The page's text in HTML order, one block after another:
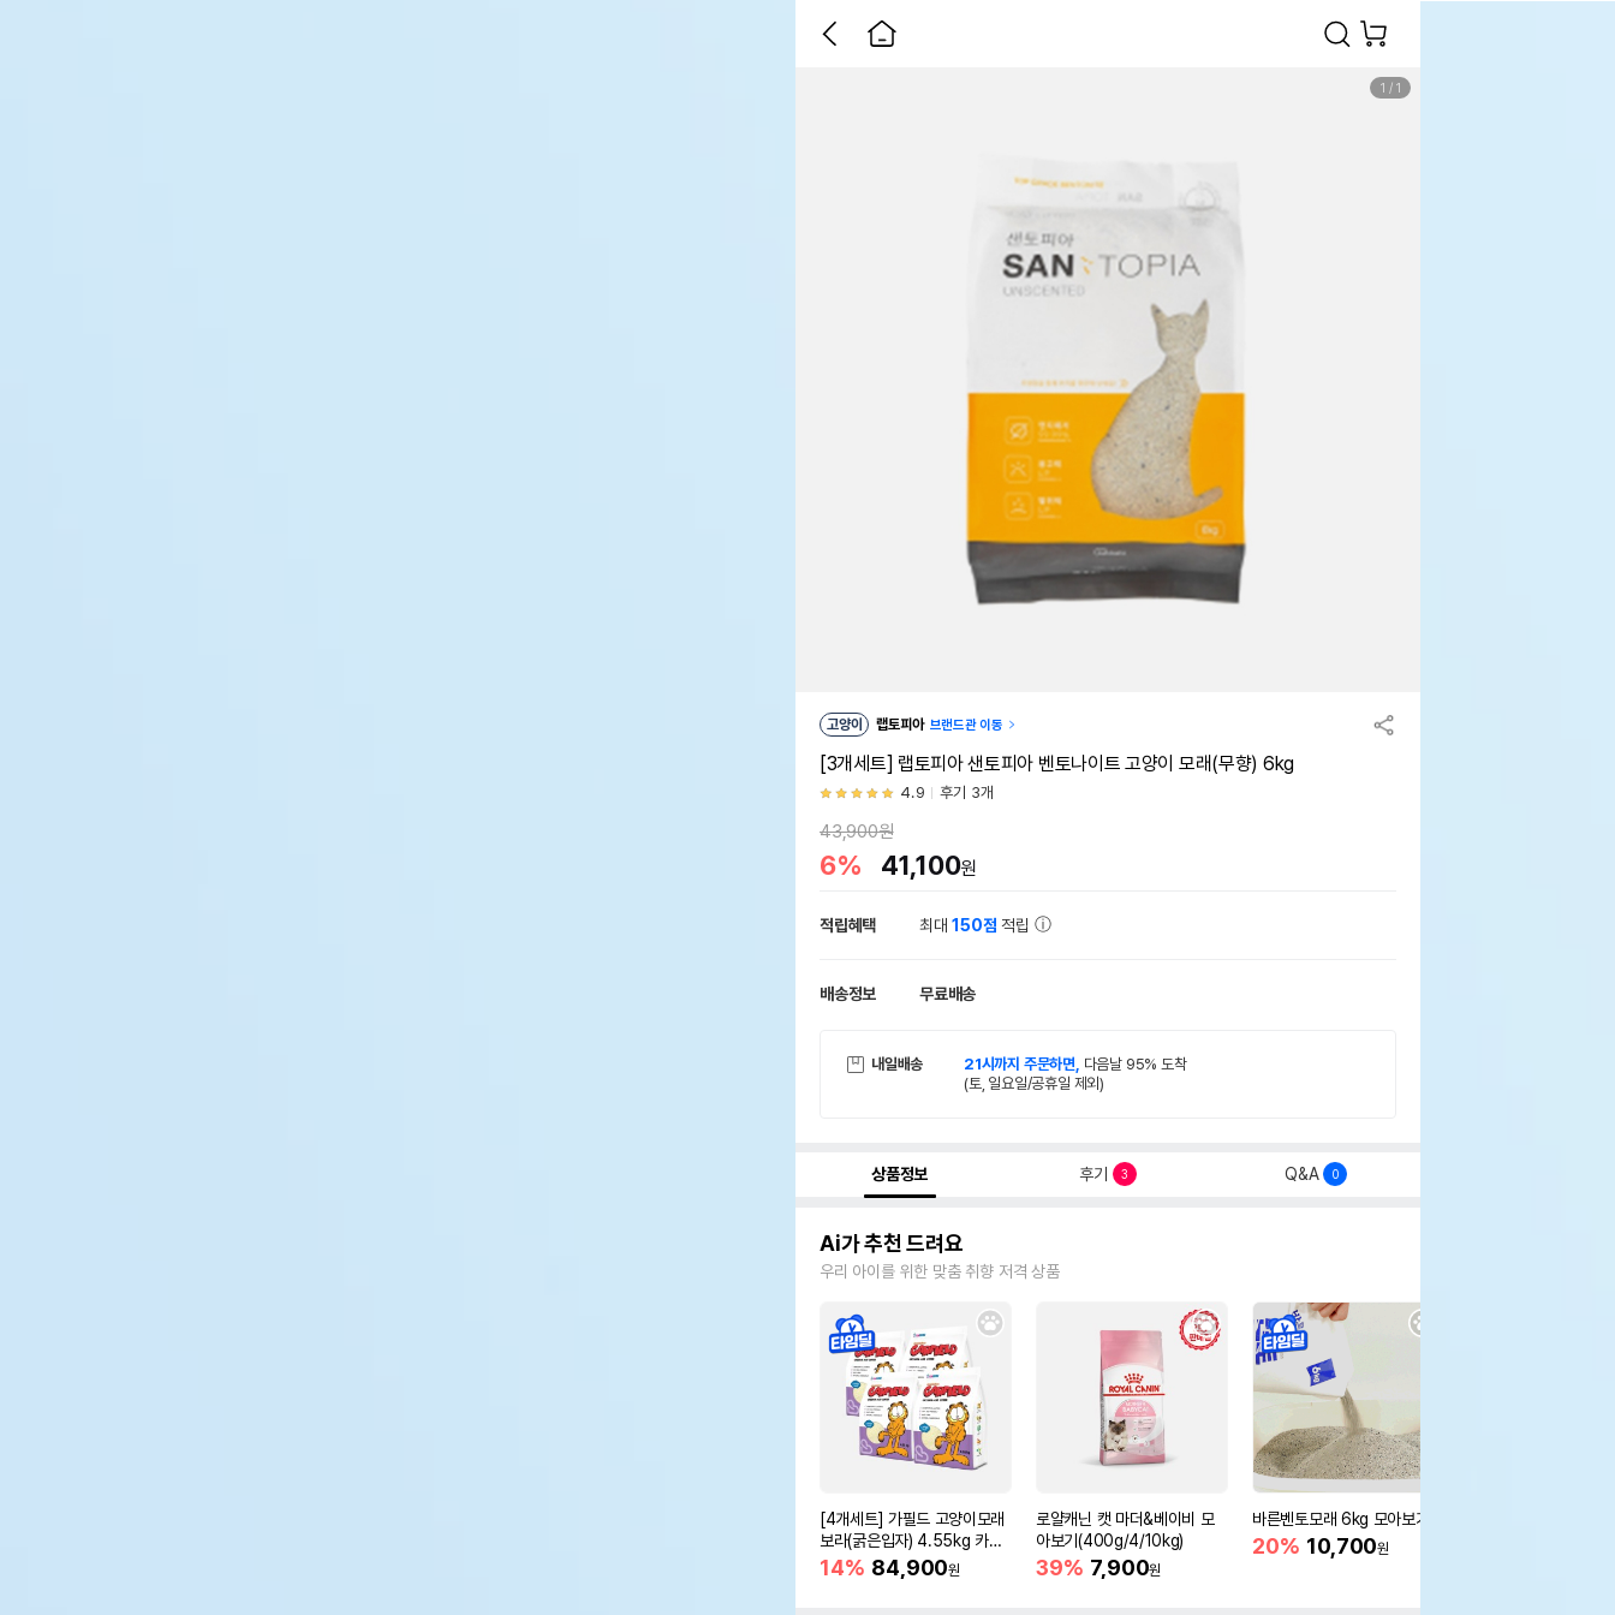
1 / 1
고양이 랩토피아 브랜드관 이동
[3개세트] 랩토피아 샌토피아 벤토나이트 고양이 모래(무향) 6kg
4.9 후기 3개
43,900원
6% 41,100원
적립혜택 최대150점 적립
배송정보 무료배송
내일배송 21시까지 주문하면, 다음날 95% 도착
(토, 일요일/공휴일 제외)
상품정보 후기 3 Q&A 0
Ai가 추천 드려요
우리 아이를 위한 맞춤 취향 저격 상품
[4개세트] 가필드 고양이모래
보라(굵은입자) 4.55kg 카사
바모래
14% 84,900원
로얄캐닌 캣 마더&베이비 모
아보기(400g/4/10kg)
39% 7,900원
바른벤토모래 6kg 모아보기
20% 10,700원